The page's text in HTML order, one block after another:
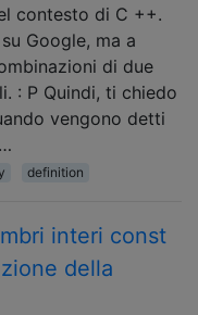
contesto di C ++.
Google, ma a
di due
: P Quindi, ti chiedo
vengono detti
definition
interi const
della